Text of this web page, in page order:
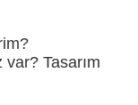
Tasarım